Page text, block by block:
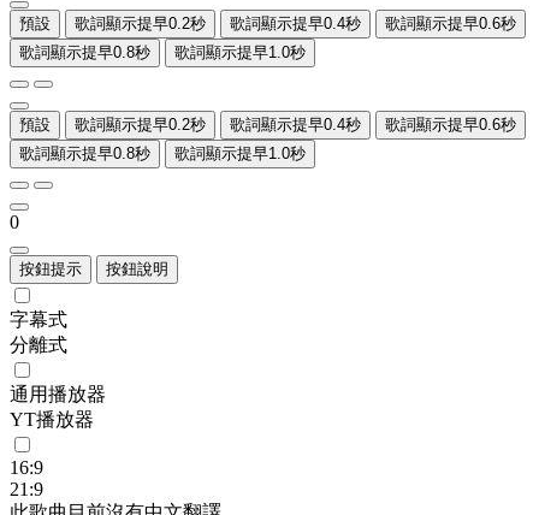
預設 歌詞顯示提早0.2秒 歌詞顯示提早0.4秒
歌詞顯示提早0.6秒
歌詞顯示提早0.8秒
歌詞顯示提早1.0秒
預設 歌詞顯示提早0.2秒 歌詞顯示提早0.4秒
歌詞顯示提早0.6秒
歌詞顯示提早0.8秒
歌詞顯示提早1.0秒
0
按鈕提示 按鈕說明
字幕式
分離式
通用播放器
YT播放器
16:9
21:9